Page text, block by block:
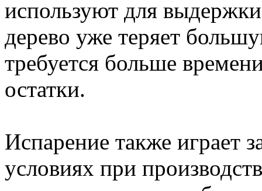
используют для
дерево уже теряет
требуется больше
остатки.
Испарение также играет
условиях при